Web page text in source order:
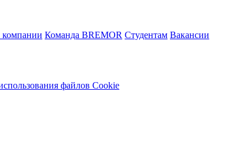
компании Команда BREMOR Студентам Вакансии
файлов Cookie